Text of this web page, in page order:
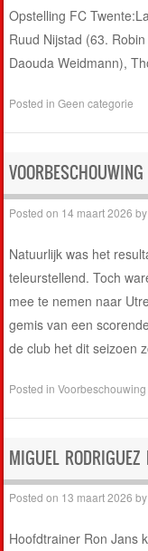
Opstelling FC
Ruud Nijstad (63.
Daouda Weidmann),
Posted inGeen categorie
Posted on 14 maart 2026 by
Natuurlijk was het
teleurstellend. Toch
mee te nemen naar
gemis van een
de club het dit seizoen
Posted inVoorbeschouwing
MIGUEL RODRIGUEZ
Posted on 13 maart 2026 by
Hoofdtrainer Ron Jans